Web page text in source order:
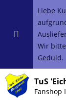
Liebe
Wir
Geduld.
TuS
Fanshop